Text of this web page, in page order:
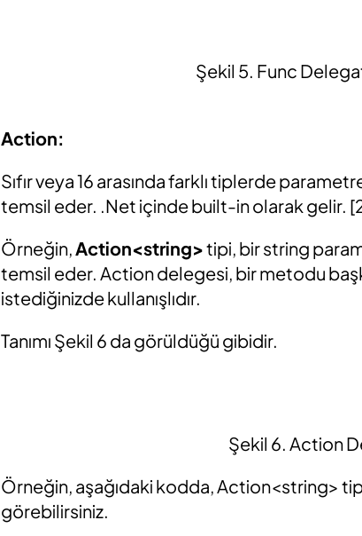
Şekil 5. Func
Action:
Sıfır veya 16 arasında farklı tiplerde
temsil eder. .Net içinde built-in olarak gelir.
Örneğin, Action<string>tipi, bir string
temsil eder. Action delegesi, bir metodu
istediğinizde kullanışlıdır.
Tanımı Şekil 6 da görüldüğü gibidir.
Şekil 6. Action
Örneğin, aşağıdaki kodda, Action<string>
görebilirsiniz.